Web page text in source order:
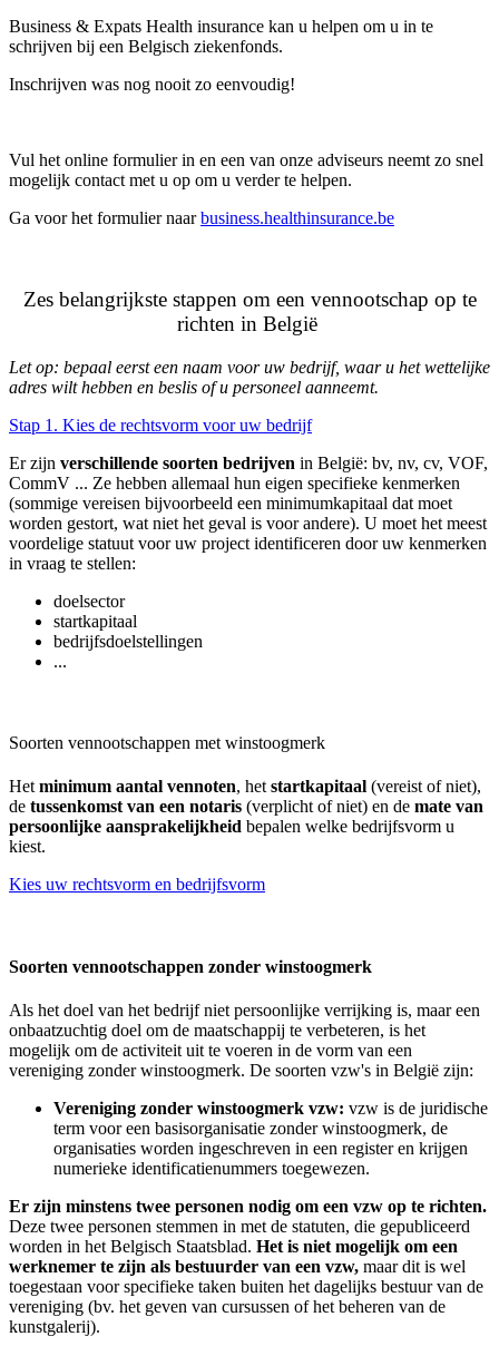
Business & Expats Health insurance kan u helpen om u in te
schrijven bij een Belgisch ziekenfonds.
Inschrijven was nog nooit zo eenvoudig!
Vul het online formulier in en een van onze adviseurs neemt zo snel
mogelijk contact met u op om u verder te helpen.​
Ga voor het formulier naarbusiness.healthinsurance.be
Zes belangrijkste stappen om een vennootschap op te
richten in België
Let op: bepaal eerst een naam voor uw bedrijf, waar u het wettelijke
adres wilt hebben en beslis of u personeel aanneemt.
Stap 1. Kies de rechtsvorm voor uw bedrijf
Er zijn verschillende soorten bedrijven in België: bv, nv, cv, VOF,
CommV ... Ze hebben allemaal hun eigen specifieke kenmerken
(sommige vereisen bijvoorbeeld een minimumkapitaal dat moet
worden gestort, wat niet het geval is voor andere). U moet het meest
voordelige statuut voor uw project identificeren door uw kenmerken
in vraag te stellen:
doelsector
startkapitaal
bedrijfsdoelstellingen
...
Soorten vennootschappen met winstoogmerk
Het minimum aantal vennoten, het startkapitaal (vereist of niet),
de tussenkomst van een notaris (verplicht of niet) en de mate van
persoonlijke aansprakelijkheid bepalen welke bedrijfsvorm u
kiest.
Kies uw rechtsvorm en bedrijfsvorm
Soorten vennootschappen zonder winstoogmerk
Als het doel van het bedrijf niet persoonlijke verrijking is, maar een
onbaatzuchtig doel om de maatschappij te verbeteren, is het
mogelijk om de activiteit uit te voeren in de vorm van een
vereniging zonder winstoogmerk. De soorten vzw's in België zijn:
Vereniging zonder winstoogmerk vzw: vzw is de juridische
term voor een basisorganisatie zonder winstoogmerk, de
organisaties worden ingeschreven in een register en krijgen
numerieke identificatienummers toegewezen.
Er zijn minstens twee personen nodig om een vzw op te richten.
Deze twee personen stemmen in met de statuten, die gepubliceerd
worden in het Belgisch Staatsblad. Het is niet mogelijk om een
werknemer te zijn als bestuurder van een vzw, maar dit is wel
toegestaan voor specifieke taken buiten het dagelijks bestuur van de
vereniging (bv. het geven van cursussen of het beheren van de
kunstgalerij).